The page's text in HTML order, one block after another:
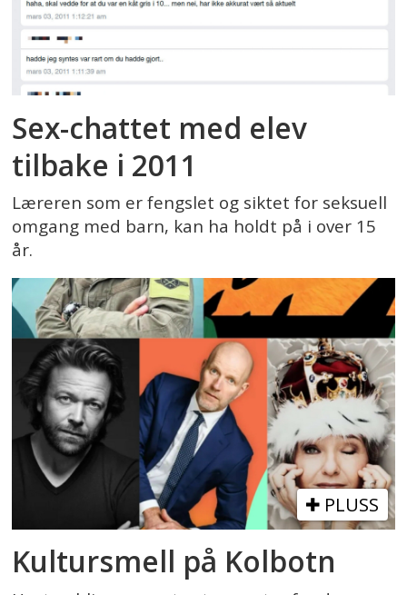
Sex-chattet med elev
tilbake i 2011
Læreren som er fengslet og siktet for seksuell
omgang med barn, kan ha holdt på i over 15
år.
PLUSS
Kultursmell på Kolbotn